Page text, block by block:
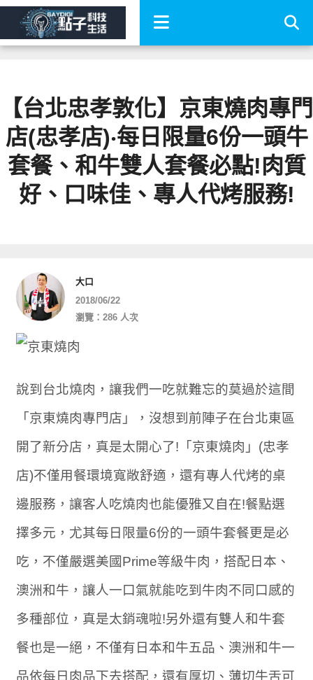
【台北忠孝敦化】京東燒肉專門
店(忠孝店)‧每日限量6份一頭牛
套餐、和牛雙人套餐必點!肉質
好、口味佳、專人代烤服務!
大口
2018/06/22
瀏覽：286 人次
說到台北燒肉，讓我們一吃就難忘的莫過於這間
「京東燒肉專門店」，沒想到前陣子在台北東區
開了新分店，真是太開心了!「京東燒肉」(忠孝
店)不僅用餐環境寬敞舒適，還有專人代烤的桌
邊服務，讓客人吃燒肉也能優雅又自在!餐點選
擇多元，尤其每日限量6份的一頭牛套餐更是必
吃，不僅嚴選美國Prime等級牛肉，搭配日本、
澳洲和牛，讓人一口氣就能吃到牛肉不同口感的
多種部位，真是太銷魂啦!另外還有雙人和牛套
餐也是一絕，不僅有日本和牛五品、澳洲和牛一
品依每日肉品下去搭配，還有厚切、薄切牛舌可